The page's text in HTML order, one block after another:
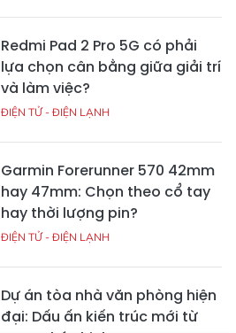
Redmi Pad 2 Pro 5G có phải
lựa chọn cân bằng giữa giải trí
và làm việc?
ĐIỆN TỬ - ĐIỆN LẠNH
Garmin Forerunner 570 42mm
hay 47mm: Chọn theo cổ tay
hay thời lượng pin?
ĐIỆN TỬ - ĐIỆN LẠNH
Dự án tòa nhà văn phòng hiện
đại: Dấu ấn kiến trúc mới từ